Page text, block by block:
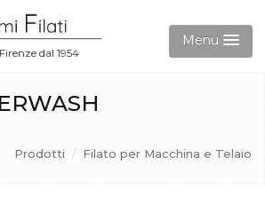
dal 1954
Menu
Prodotti / Filato per Macchina e Telaio